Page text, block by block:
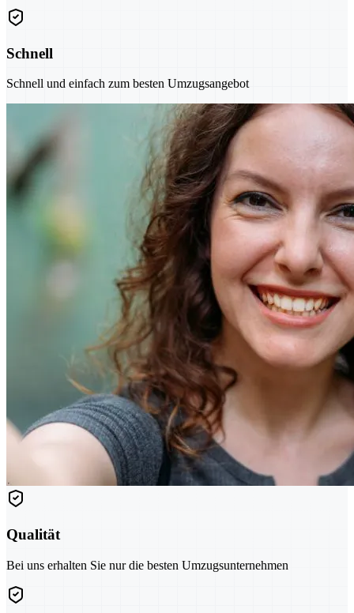
Schnell
Schnell und einfach zum besten Umzugsangebot
Qualität
Bei uns erhalten Sie nur die besten Umzugsunternehmen